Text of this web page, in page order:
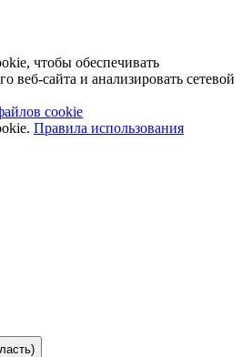
чтобы обеспечивать
веб-сайта и анализировать сетевой
cookie
Правила использования